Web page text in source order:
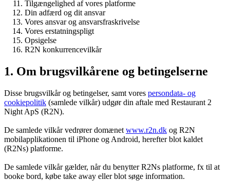
Tilgængelighed af vores platforme
Din adfærd og dit ansvar
Vores ansvar og ansvarsfraskrivelse
Vores erstatningspligt
Opsigelse
R2N konkurrencevilkår
1. Om brugsvilkårene og betingelserne
Disse brugsvilkår og betingelser, samt vores persondata- og
cookiepolitik (samlede vilkår) udgør din aftale med Restaurant 2
Night ApS (R2N).
De samlede vilkår vedrører domænet www.r2n.dk og R2N
mobilapplikationen til iPhone og Android, herefter blot kaldet
(R2Ns) platforme.
De samlede vilkår gælder, når du benytter R2Ns platforme, fx til at
booke bord, købe take away eller blot søge information.